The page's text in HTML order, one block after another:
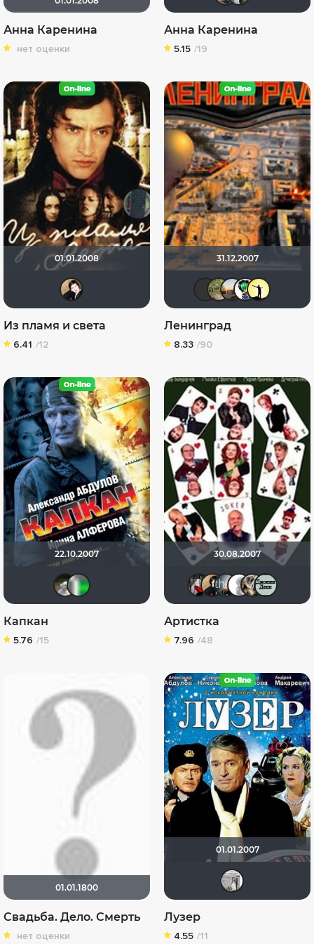
Анна Каренина
нет оценки
Анна Каренина
5.15 /19
01.01.2008
Из пламя и света
6.41 /12
31.12.2007
Ленинград
8.33 /90
22.10.2007
waldemaroff
Капкан
5.76 /15
30.08.2007
Мышь
Артистка
7.96 /48
01.01.1800
Свадьба. Дело. Смерть
нет оценки
01.01.2007
Лузер
4.55 /11